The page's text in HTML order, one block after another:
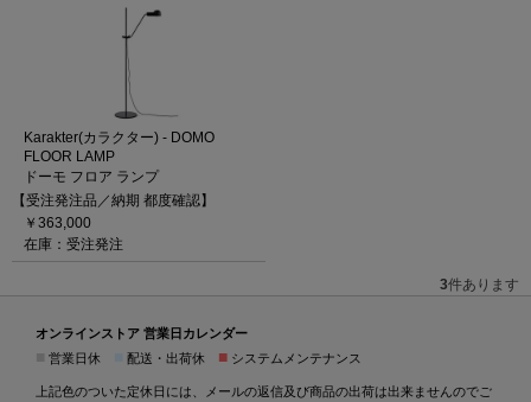
Karakter(カラクター) - DOMO
FLOOR LAMP
ドーモ フロア ランプ
【受注発注品／納期 都度確認】
￥363,000
在庫：受注発注
3件あります
オンラインストア 営業日カレンダー
営業日休 配送・出荷休 ■ システムメンテナンス
上記色のついた定休日には、メールの返信及び商品の出荷は出来ませんのでご